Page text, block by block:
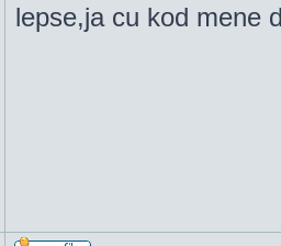
lepse,ja cu kod mene